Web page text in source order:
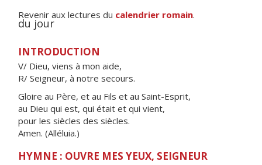
Revenir aux lectures du calendrier romain.
du jour
INTRODUCTION
V/ Dieu, viens à mon aide,
R/ Seigneur, à notre secours.
Gloire au Père, et au Fils et au Saint-Esprit,
au Dieu qui est, qui était et qui vient,
pour les siècles des siècles.
Amen. (Alléluia.)
HYMNE : OUVRE MES YEUX, SEIGNEUR